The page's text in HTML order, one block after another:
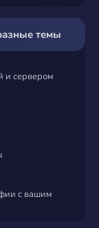
темы
и сервером
с вашим